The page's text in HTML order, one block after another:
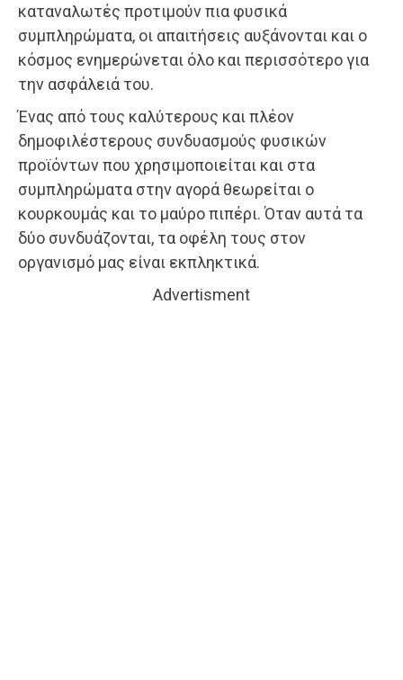
καταναλωτές προτιμούν πια φυσικά
συμπληρώματα, οι απαιτήσεις αυξάνονται και ο
κόσμος ενημερώνεται όλο και περισσότερο για
την ασφάλειά του.
Ένας από τους καλύτερους και πλέον
δημοφιλέστερους συνδυασμούς φυσικών
προϊόντων που χρησιμοποιείται και στα
συμπληρώματα στην αγορά θεωρείται ο
κουρκουμάς και το μαύρο πιπέρι. Όταν αυτά τα
δύο συνδυάζονται, τα οφέλη τους στον
οργανισμό μας είναι εκπληκτικά.
Advertisment